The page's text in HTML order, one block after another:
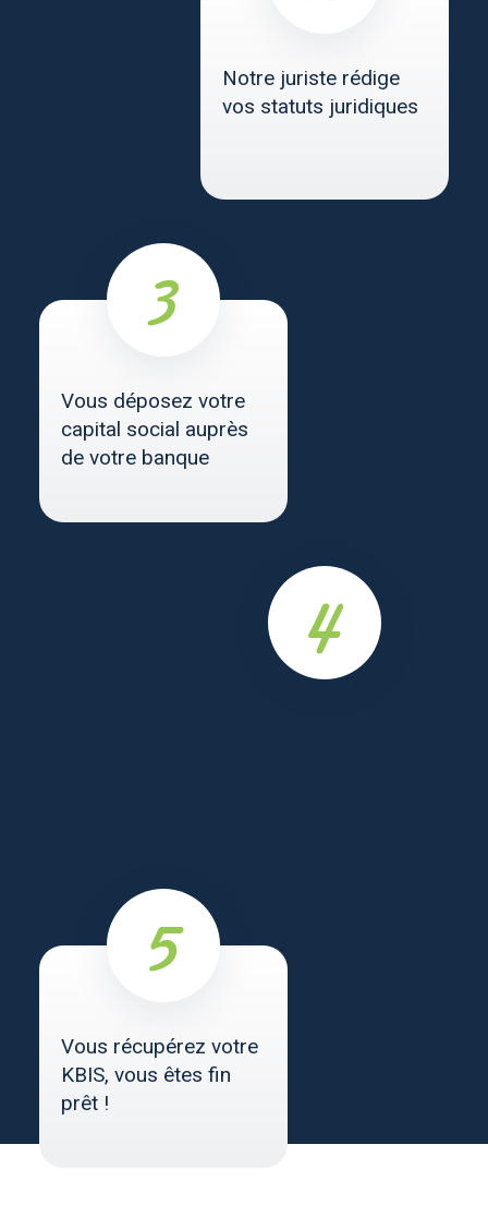
Notre juriste rédige
vos statuts juridiques
Vous déposez votre
capital social auprès
de votre banque
Vous récupérez votre
KBIS, vous êtes fin
prêt !